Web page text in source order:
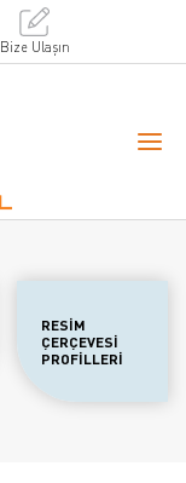
Bize Ulaşın
RESİM
ÇERÇEVESİ
PROFİLLERİ